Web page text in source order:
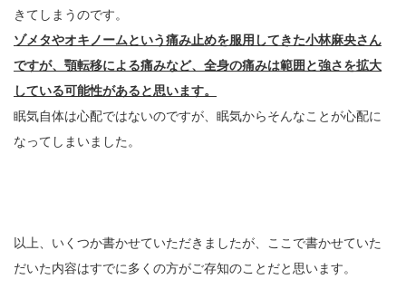
きてしまうのです。
ゾメタやオキノームという痛み止めを服用してきた小林麻央さん
ですが、顎転移による痛みなど、全身の痛みは範囲と強さを拡大
している可能性があると思います。
眠気自体は心配ではないのですが、眠気からそんなことが心配に
なってしまいました。
以上、いくつか書かせていただきましたが、ここで書かせていた
だいた内容はすでに多くの方がご存知のことだと思います。